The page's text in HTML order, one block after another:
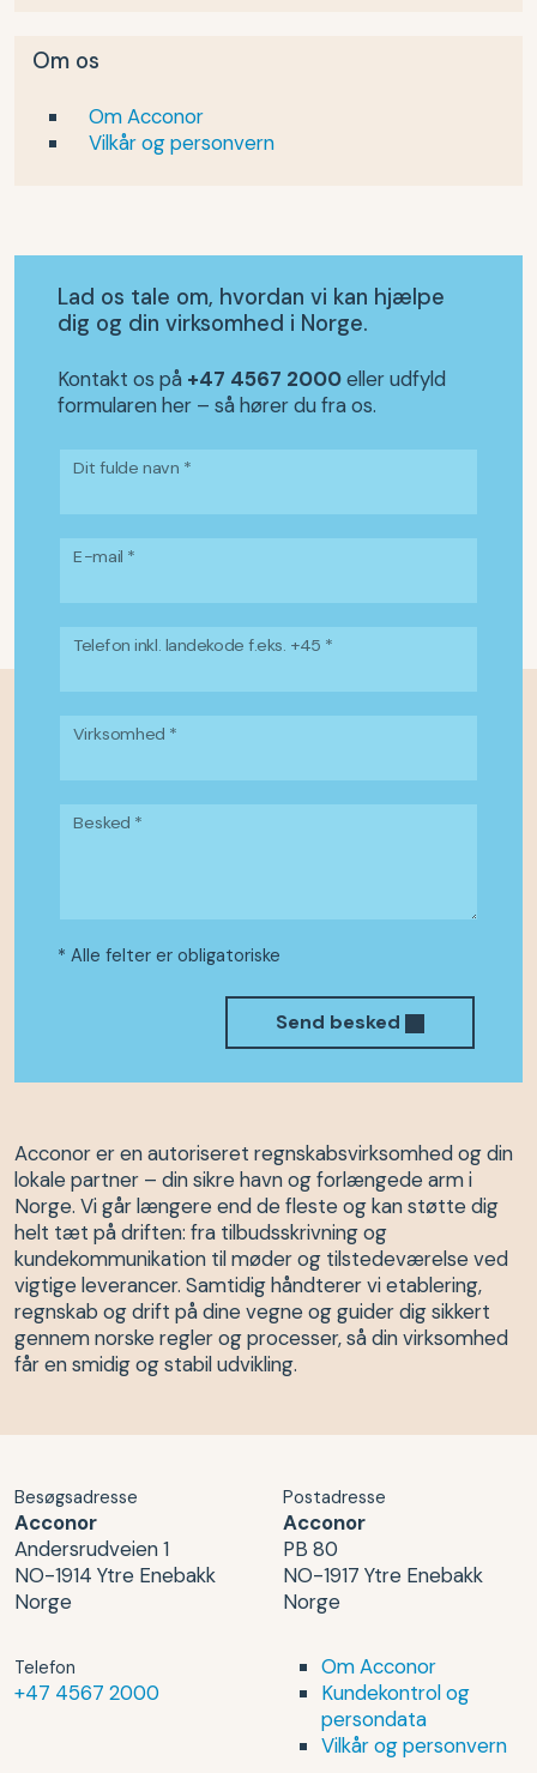
Om os
Om Acconor
Vilkår og personvern
Lad os tale om, hvordan vi kan hjælpe
dig og din virksomhed i Norge.
Kontakt os på +47 4567 2000eller udfyld
formularen her – så hører du fra os.
Dit fulde navn *
E-mail *
Telefon inkl. landekode f.eks. +45 *
Virksomhed *
Besked *
* Alle felter er obligatoriske
Send besked
Acconor er en autoriseret regnskabsvirksomhed og din
lokale partner – din sikre havn og forlængede arm i
Norge. Vi går længere end de fleste og kan støtte dig
helt tæt på driften: fra tilbudsskrivning og
kundekommunikation til møder og tilstedeværelse ved
vigtige leverancer. Samtidig håndterer vi etablering,
regnskab og drift på dine vegne og guider dig sikkert
gennem norske regler og processer, så din virksomhed
får en smidig og stabil udvikling.
Besøgsadresse
Acconor
Andersrudveien 1
NO-1914 Ytre Enebakk
Norge
Postadresse
Acconor
PB 80
NO-1917 Ytre Enebakk
Norge
Telefon
+47 4567 2000
Om Acconor
Kundekontrol og
persondata
Vilkår og personvern